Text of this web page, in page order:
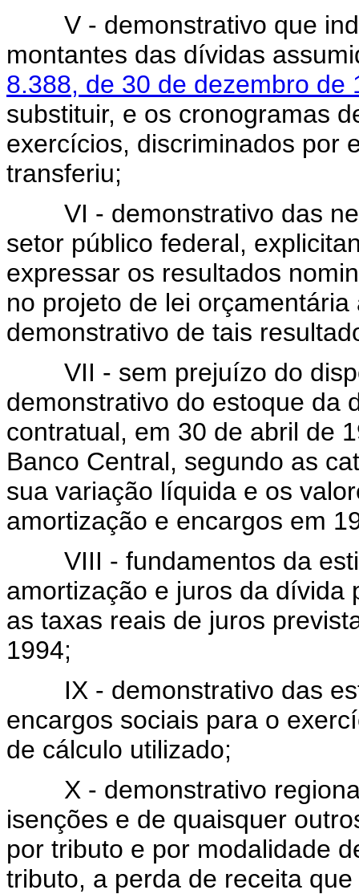
V - demonstrativo que
montantes das dívidas
8.388, de 30 de dezembro de
substituir, e os cronogramas
exercícios, discriminados por
transferiu;
VI - demonstrativo das
setor público federal,
expressar os resultados
no projeto de lei
demonstrativo de tais
VII - sem prejuízo do
demonstrativo do estoque da
contratual, em 30 de abril de
Banco Central, segundo as
sua variação líquida e os
amortização e encargos em
VIII - fundamentos da
amortização e juros da dívida
as taxas reais de juros
1994;
IX - demonstrativo das
encargos sociais para o
de cálculo utilizado;
X - demonstrativo
isenções e de quaisquer
por tributo e por modalidade
tributo, a perda de receita